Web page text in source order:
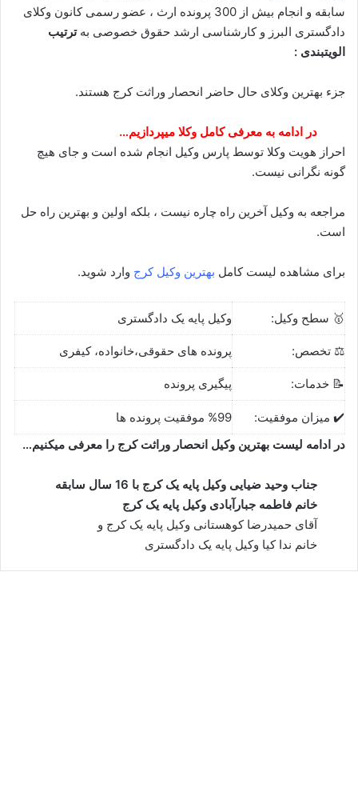
سابقه و انجام بیش از 300 پرونده ارث ، عضو رسمی کانون وکلای
دادگستری البرز و کارشناسی ارشد حقوق خصوصی بهترتیب
الویتبندی :
جزء بهترین وکلای حال حاضر انحصار وراثت کرج هستند.
در ادامه به معرفی کامل وکلا میپردازیم…
احراز هویت وکلا توسط پارس وکیل انجام شده است و جای هیچ
گونه نگرانی نیست.
مراجعه به وکیل آخرین راه چاره نیست ، بلکه اولین و بهترین راه حل
است.
برای مشاهده لیست کامل بهترین وکیل کرج وارد شوید.
🥇 سطح وکیل: وکیل پایه یک دادگستری
⚖️ تخصص: پرونده های حقوقی،خانواده، کیفری
📝 خدمات: پیگیری پرونده
✔️ میزان موفقیت:
%99 موفقیت پرونده ها
در ادامه لیست بهترین وکیل انحصار وراثت کرج را معرفی میکنیم…
جناب وحید ضیایی وکیل پایه یک کرج با 16 سال سابقه
خانم فاطمه جبارآبادی وکیل پایه یک کرج
آقای حمیدرضا کوهستانی وکیل پایه یک کرج و
خانم ندا کیا وکیل پایه یک دادگستری